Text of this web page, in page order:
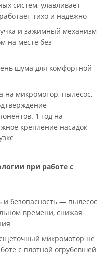
систем, улавливает
тихо и надёжно
и зажимный механизм
на месте без
шума для комфортной
на микромотор, пылесос,
1 год на
крепление насадок
при работе с
безопасность — пылесос
времени, снижая
микромотор не
с плотной огрубевшей